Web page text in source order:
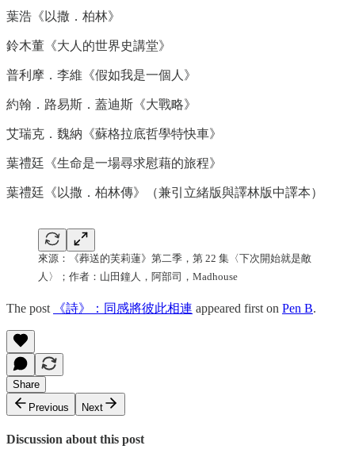
葉浩《以撒．柏林》
鈴木董《大人的世界史講堂》
普利摩．李維《假如我是一個人》
約翰．路易斯．蓋迪斯《大戰略》
艾瑞克．魏納《蘇格拉底哲學特快車》
葉禮廷《生命是一場尋求慰藉的旅程》
葉禮廷《以撒．柏林傳》（兼引立緒版與譯林版中譯本）
來源：《葬送的芙莉蓮》第二季，第 22 集〈下次開始就是敵
人〉；作者：山田鐘人，阿部司，Madhouse
The post 《詩》：同感將彼此相連 appeared first on Pen B.
Share
Previous
Next
Discussion about this post